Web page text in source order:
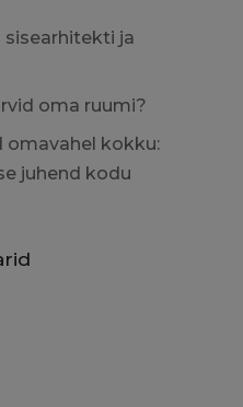
ja
oma ruumi?
omavahel kokku:
juhend kodu